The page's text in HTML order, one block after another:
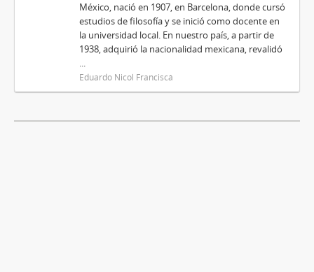
México, nació en 1907, en Barcelona, donde cursó
estudios de filosofía y se inició como docente en
la universidad local. En nuestro país, a partir de
1938, adquirió la nacionalidad mexicana, revalidó
...
Eduardo Nicol Franciscá